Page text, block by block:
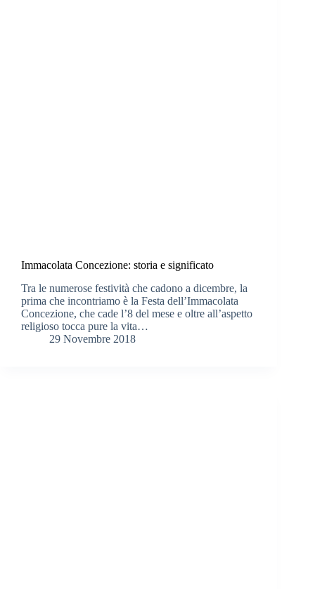
Immacolata Concezione: storia e significato
Tra le numerose festività che cadono a dicembre, la
prima che incontriamo è la Festa dell’Immacolata
Concezione, che cade l’8 del mese e oltre all’aspetto
religioso tocca pure la vita…
29 Novembre 2018